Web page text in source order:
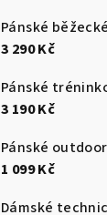
3 290 Kč
Pánské
3 190 Kč
1 099 Kč